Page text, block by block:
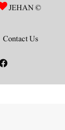
© Copyright 2026, All Rights Reserved |
JEHAN
Contact Us